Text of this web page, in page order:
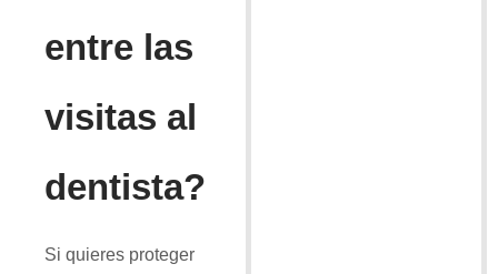
entre las
visitas al
dentista?
Si quieres proteger